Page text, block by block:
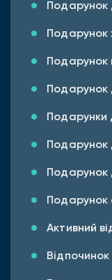
Подарунок
Подарунок
Подарунок
Подарунок
Подарунки
Подарунок
Подарунок
Подарунок
Активний
Відпочинок